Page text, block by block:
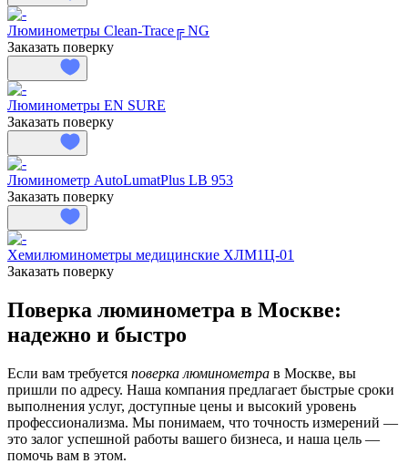
Люминометры Clean-Trace╔ NG
Заказать поверку
Люминометры EN SURE
Заказать поверку
Люминометр AutoLumatPlus LB 953
Заказать поверку
Хемилюминометры медицинские ХЛМ1Ц-01
Заказать поверку
Поверка люминометра в Москве:
надежно и быстро
Если вам требуется поверка люминометра в Москве, вы
пришли по адресу. Наша компания предлагает быстрые сроки
выполнения услуг, доступные цены и высокий уровень
профессионализма. Мы понимаем, что точность измерений —
это залог успешной работы вашего бизнеса, и наша цель —
помочь вам в этом.